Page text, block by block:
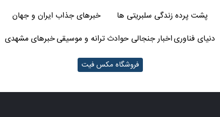
پشت پرده زندگی سلبریتی ها
خبرهای جذاب ایران و جهان
دنیای فناوریاخبار جنجالی حوادثترانه و موسیقیخبرهای مشهدی
فروشگاه مکس فیت